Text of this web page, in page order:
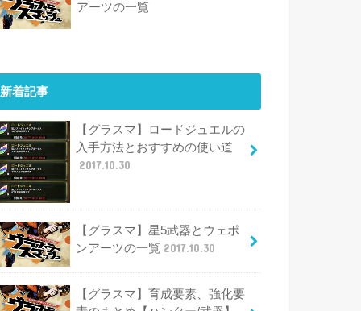
アーツの一覧
新着記事
【グラスマ】ロードジュエルの
入手方法とおすすめの使い道
2017.10.30
【グラスマ】星5武器とウェポ
ンアーツの一覧 2017.10.30
【グラスマ】育成要素、強化要